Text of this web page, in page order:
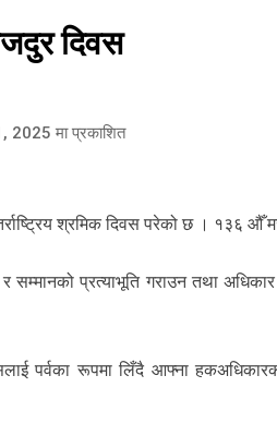
दिवस
2025 मा प्रकाशित
श्रमिक दिवस परेको छ । १३६ औँ
सम्मानको प्रत्याभूति गराउन तथा
पर्वका रूपमा लिँदै आफ्ना